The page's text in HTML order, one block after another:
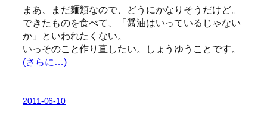
まあ、まだ麺類なので、どうにかなりそうだけど。
できたものを食べて、「醤油はいっているじゃない
か」といわれたくない。
いっそのこと作り直したい。しょうゆうことです。
(さらに…)
2011-06-10